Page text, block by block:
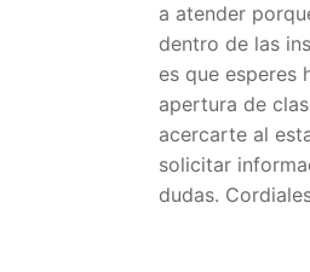
a atender
dentro de las
es que esperes
apertura de
acercarte al
solicitar
dudas.